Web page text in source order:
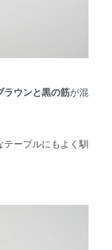
ラウンと黒の筋が混
ーブルにもよく馴